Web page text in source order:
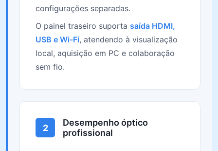
configurações separadas.
O painel traseiro suporta saída HDMI,
USB e Wi-Fi, atendendo à visualização
local, aquisição em PC e colaboração
sem fio.
2
Desempenho óptico
profissional